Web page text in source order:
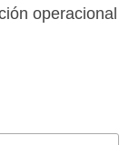
operacional